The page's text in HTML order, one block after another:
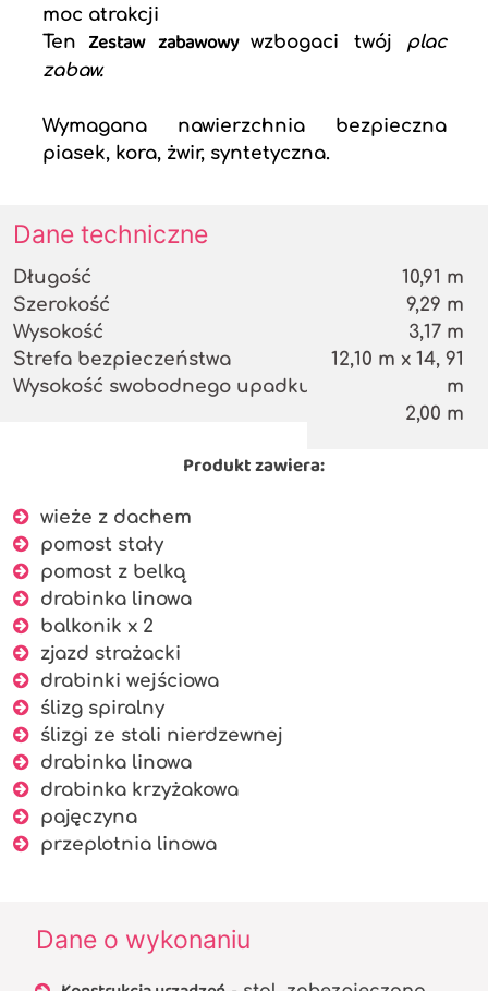
moc atrakcji
Ten
Zestaw zabawowywzbogaci twój plac
zabaw.
Wymagana nawierzchnia bezpieczna
piasek, kora, żwir, syntetyczna.
Dane techniczne
Długość
Szerokość
Wysokość
Strefa bezpieczeństwa
Wysokość swobodnego upadku
10,91 m
9,29 m
3,17 m
12,10 m x 14, 91
m
2,00 m
Produkt zawiera:
wieże z dachem
pomost stały
pomost z belką
drabinka linowa
balkonik x 2
zjazd strażacki
drabinki wejściowa
ślizg spiralny
ślizgi ze stali nierdzewnej
drabinka linowa
drabinka krzyżakowa
pajęczyna
przeplotnia linowa
Dane o wykonaniu